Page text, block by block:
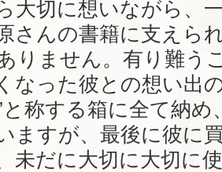
大切に想いながら、
さんの書籍に支えら
りません。有り難う
なった彼との想い出
称する箱に全て納め
ますが、最後に彼に
未だに大切に大切に